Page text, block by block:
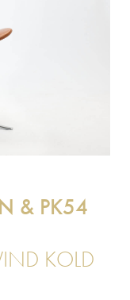
& PK54
KOLD